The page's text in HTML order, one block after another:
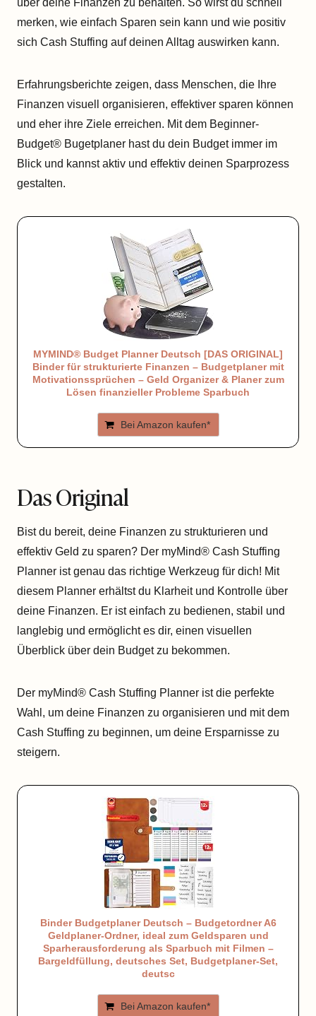
über deine Finanzen zu behalten. So wirst du schnell
merken, wie einfach Sparen sein kann und wie positiv
sich Cash Stuffing auf deinen Alltag auswirken kann.
Erfahrungsberichte zeigen, dass Menschen, die Ihre
Finanzen visuell organisieren, effektiver sparen können
und eher ihre Ziele erreichen. Mit dem Beginner-
Budget® Bugetplaner hast du dein Budget immer im
Blick und kannst aktiv und effektiv deinen Sparprozess
gestalten.
MYMIND® Budget Planner Deutsch [DAS ORIGINAL]
Binder für strukturierte Finanzen – Budgetplaner mit
Motivationssprüchen – Geld Organizer & Planer zum
Lösen finanzieller Probleme Sparbuch
Bei Amazon kaufen*
Das Original
Bist du bereit, deine Finanzen zu strukturieren und
effektiv Geld zu sparen? Der myMind® Cash Stuffing
Planner ist genau das richtige Werkzeug für dich! Mit
diesem Planner erhältst du Klarheit und Kontrolle über
deine Finanzen. Er ist einfach zu bedienen, stabil und
langlebig und ermöglicht es dir, einen visuellen
Überblick über dein Budget zu bekommen.
Der myMind® Cash Stuffing Planner ist die perfekte
Wahl, um deine Finanzen zu organisieren und mit dem
Cash Stuffing zu beginnen, um deine Ersparnisse zu
steigern.
Binder Budgetplaner Deutsch – Budgetordner A6
Geldplaner-Ordner, ideal zum Geldsparen und
Sparherausforderung als Sparbuch mit Filmen –
Bargeldfüllung, deutsches Set, Budgetplaner-Set,
deutsc
Bei Amazon kaufen*